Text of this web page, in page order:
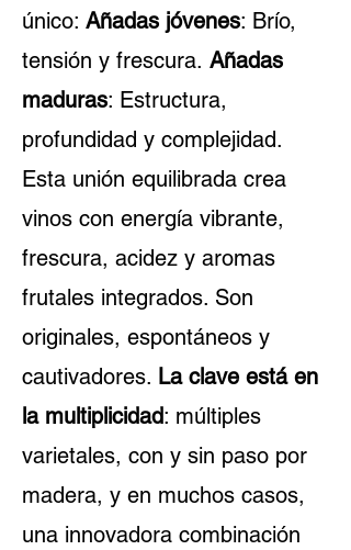
único: Añadas jóvenes: Brío,
tensión y frescura. Añadas
maduras: Estructura,
profundidad y complejidad.
Esta unión equilibrada crea
vinos con energía vibrante,
frescura, acidez y aromas
frutales integrados. Son
originales, espontáneos y
cautivadores. La clave está en
la multiplicidad: múltiples
varietales, con y sin paso por
madera, y en muchos casos,
una innovadora combinación